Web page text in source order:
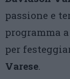
passione e
programma
per
Varese.